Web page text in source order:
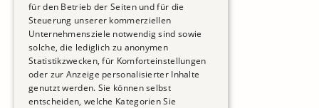
für den Betrieb der Seiten und für die
Steuerung unserer kommerziellen
Unternehmensziele notwendig sind sowie
solche, die lediglich zu anonymen
Statistikzwecken, für Komforteinstellungen
oder zur Anzeige personalisierter Inhalte
genutzt werden. Sie können selbst
entscheiden, welche Kategorien Sie